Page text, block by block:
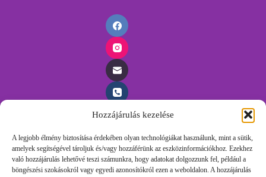
Hozzájárulás kezelése
A legjobb élmény biztosítása érdekében olyan technológiákat használunk, mint a sütik,
amelyek segítségével tároljuk és/vagy hozzáférünk az eszközinformációkhoz. Ezekhez
való hozzájárulás lehetővé teszi számunkra, hogy adatokat dolgozzunk fel, például a
böngészési szokásokról vagy egyedi azonosítókról ezen a weboldalon. A hozzájárulás
Időpontfoglalás
Foglalj időpontot egyszerűen, töltsd ki az űrlapunkat és
felvesszük veled a kapcsolatot.